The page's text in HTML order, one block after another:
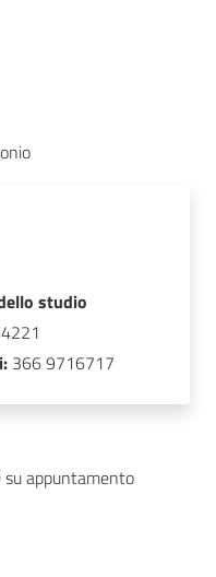
studio
366 9716717
appuntamento